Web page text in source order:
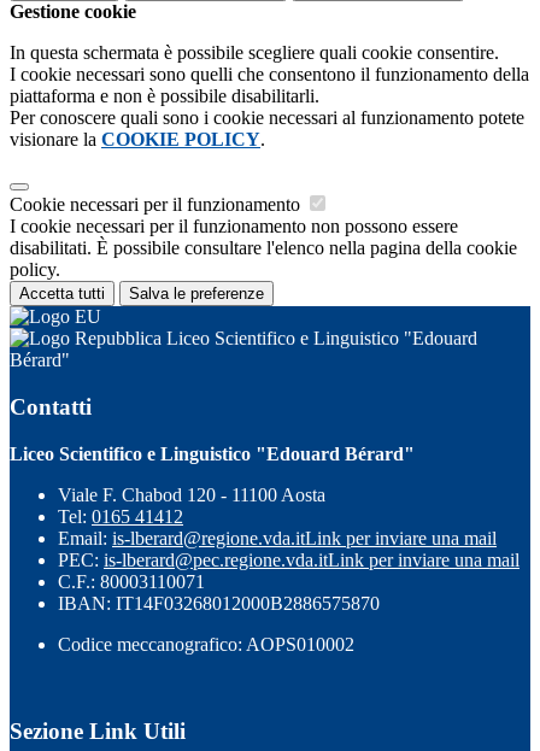
Gestione cookie
In questa schermata è possibile scegliere quali cookie consentire.
I cookie necessari sono quelli che consentono il funzionamento della
piattaforma e non è possibile disabilitarli.
Per conoscere quali sono i cookie necessari al funzionamento potete
visionare la COOKIE POLICY.
Cookie necessari per il funzionamento
I cookie necessari per il funzionamento non possono essere
disabilitati. È possibile consultare l'elenco nella pagina della cookie
policy.
Accetta tutti Salva le preferenze
Liceo Scientifico e Linguistico "Edouard
Bérard"
Contatti
Liceo Scientifico e Linguistico "Edouard Bérard"
Viale F. Chabod 120 - 11100 Aosta
Tel: 0165 41412
Email: is-lberard@regione.vda.itLink per inviare una mail
PEC: is-lberard@pec.regione.vda.itLink per inviare una mail
C.F.: 80003110071
IBAN: IT14F03268012000B2886575870
Codice meccanografico: AOPS010002
Sezione Link Utili